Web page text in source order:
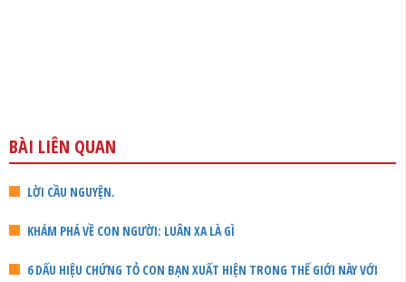
BÀI LIÊN QUAN
LỜI CẦU NGUYỆN.
KHÁM PHÁ VỀ CON NGƯỜI: LUÂN XA LÀ GÌ
6 DẤU HIỆU CHỨNG TỎ CON BẠN XUẤT HIỆN TRONG THẾ GIỚI NÀY VỚI